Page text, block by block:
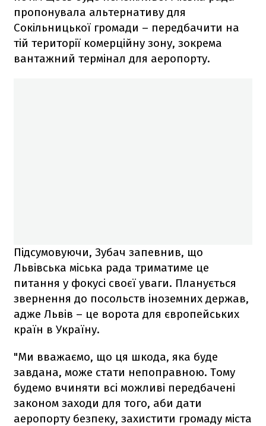
пропонувала альтернативу для
Сокільницької громади – передбачити на
тій території комерційну зону, зокрема
вантажний термінал для аеропорту.
Підсумовуючи, Зубач запевнив, що
Львівська міська рада триматиме це
питання у фокусі своєї уваги. Планується
звернення до посольств іноземних держав,
адже Львів – це ворота для європейських
країн в Україну.
"Ми вважаємо, що ця шкода, яка буде
завдана, може стати непоправною. Тому
будемо вчиняти всі можливі передбачені
законом заходи для того, аби дати
аеропорту безпеку, захистити громаду міста